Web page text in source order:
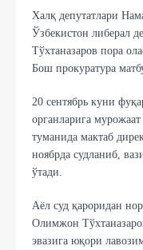
Халқ депутатлари
Ўзбекистон либерал
Тўхтаназаров пора
Бош прокуратура
20 сентябрь куни
органларига
туманида мактаб
ноябрда судланиб,
ўтади.
Аёл суд қароридан
Олимжон
эвазига юқори